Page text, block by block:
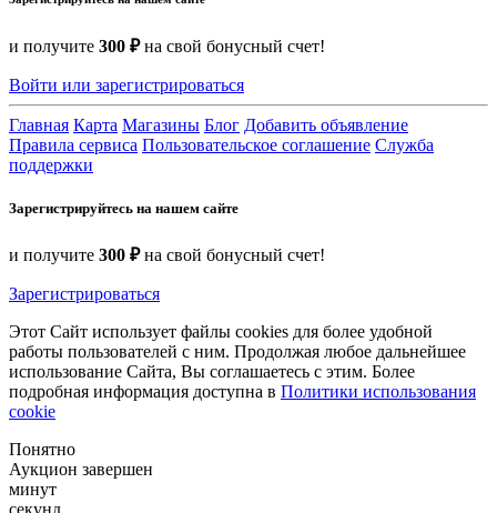
и получите 300 ₽на свой бонусный счет!
Войти или зарегистрироваться
Главная Карта Магазины Блог Добавить объявление
Правила сервиса Пользовательское соглашение Служба
поддержки
Зарегистрируйтесь на нашем сайте
и получите 300 ₽на свой бонусный счет!
Зарегистрироваться
Этот Сайт использует файлы cookies для более удобной
работы пользователей с ним. Продолжая любое дальнейшее
использование Сайта, Вы соглашаетесь с этим. Более
подробная информация доступна в Политики использования
cookie
Понятно
Аукцион завершен
минут